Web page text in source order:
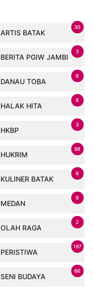
ARTIS BATAK
30
BERITA PGIW JAMBI
3
DANAU TOBA
6
HALAK HITA
8
HKBP
3
HUKRIM
98
KULINER BATAK
6
MEDAN
8
OLAH RAGA
2
PERISTIWA
197
SENI BUDAYA
66